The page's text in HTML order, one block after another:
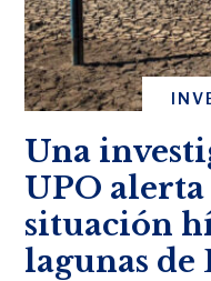
Una
UPO alerta
situación
lagunas de